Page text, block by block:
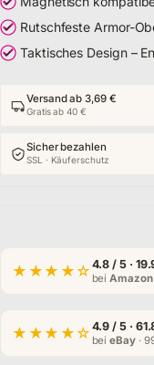
Rutschfeste Armor-
Taktisches Design –
Versand ab 3,69 €
Gratis ab 40 €
Sicher bezahlen
SSL · Käuferschutz
★★★★☆ 4.8 / 5 ·
beiAmazon
★★★★☆ 4.9 / 5 ·
beieBay·